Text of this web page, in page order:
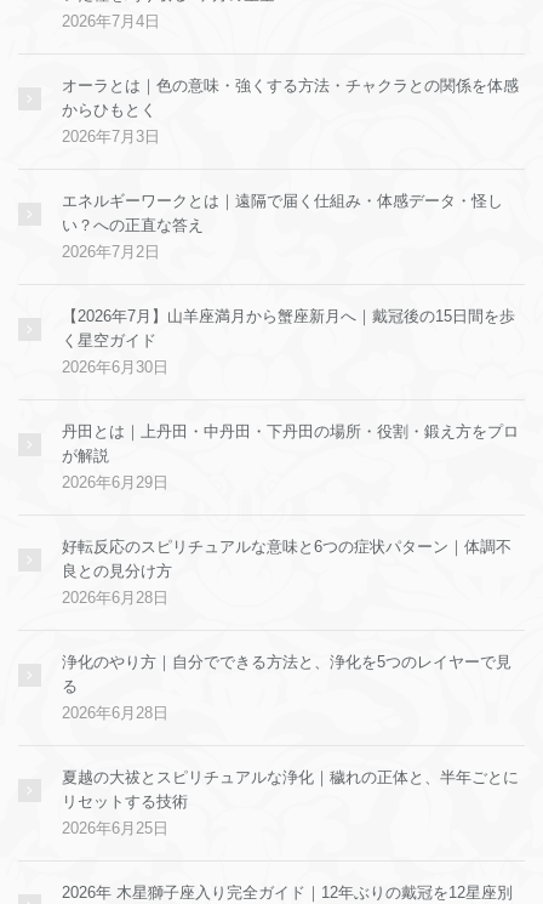
2026年7月4日
オーラとは｜色の意味・強くする方法・チャクラとの関係を体感
からひもとく
2026年7月3日
エネルギーワークとは｜遠隔で届く仕組み・体感データ・怪し
い？への正直な答え
2026年7月2日
【2026年7月】山羊座満月から蟹座新月へ｜戴冠後の15日間を歩
く星空ガイド
2026年6月30日
丹田とは｜上丹田・中丹田・下丹田の場所・役割・鍛え方をプロ
が解説
2026年6月29日
好転反応のスピリチュアルな意味と6つの症状パターン｜体調不
良との見分け方
2026年6月28日
浄化のやり方｜自分でできる方法と、浄化を5つのレイヤーで見
る
2026年6月28日
夏越の大祓とスピリチュアルな浄化｜穢れの正体と、半年ごとに
リセットする技術
2026年6月25日
2026年 木星獅子座入り完全ガイド｜12年ぶりの戴冠を12星座別